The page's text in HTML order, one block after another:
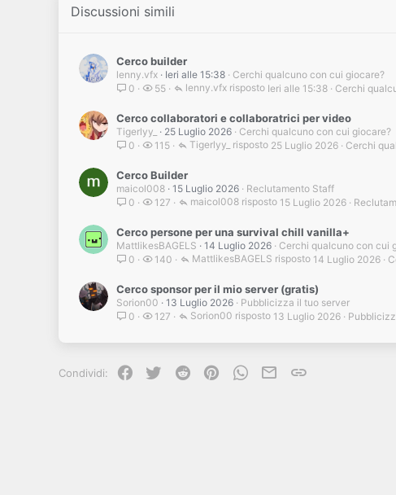
Discussioni simili
Cerco builder
lenny.vfx Ieri alle 15:38
Cerchi qualcuno con cui giocare?
0
55 Cerchi
Ieri alle 15:38
lenny.vfx
Cerco collaboratori e collaboratrici per video
Tigerlyy_ 25 Luglio 2026
Cerchi qualcuno con cui giocare?
0
115 Cerchi
25 Luglio 2026
Tigerlyy_
Cerco Builder
maicol008 15 Luglio 2026
Reclutamento Staff
0
127 15 Luglio 2026
maicol008
Cerco persone per una survival chill vanilla+
MattlikesBAGELS 14 Luglio 2026
Cerchi qualcuno con cui
0
140 14 Luglio 2026
MattlikesBAGELS
Cerco sponsor per il mio server (gratis)
Sorion00 13 Luglio 2026
Pubblicizza il tuo server
0
127 13 Luglio 2026
Sorion00
Condividi: Facebook
Twitter Reddit PinterestWhatsApp
e-mailLink